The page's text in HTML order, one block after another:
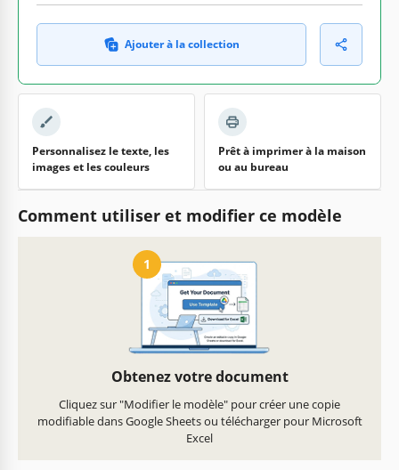
Ajouter à la collection
Personnalisez le texte, les
images et les couleurs
Prêt à imprimer à la maison
ou au bureau
Comment utiliser et modifier ce modèle
1
Obtenez votre document
Cliquez sur "Modifier le modèle" pour créer une copie
modifiable dans Google Sheets ou télécharger pour Microsoft
Excel